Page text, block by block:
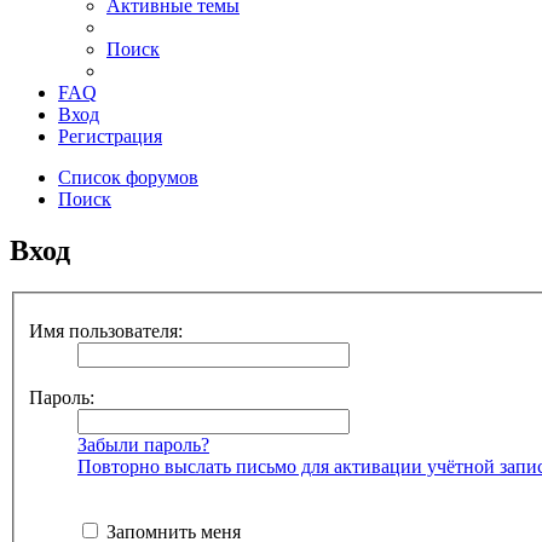
Активные темы
Поиск
FAQ
Вход
Регистрация
Список форумов
Поиск
Вход
Имя пользователя:
Пароль:
Забыли пароль?
Повторно выслать письмо для активации учётной
Запомнить меня